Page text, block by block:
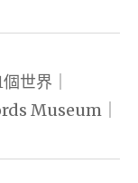
世界｜
Museum｜